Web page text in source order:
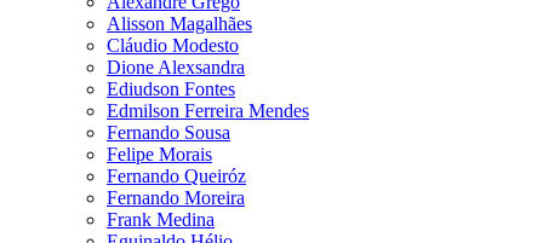
Alisson Magalhães
Cláudio Modesto
Dione Alexsandra
Ediudson Fontes
Edmilson Ferreira Mendes
Fernando Sousa
Felipe Morais
Fernando Queiróz
Fernando Moreira
Frank Medina